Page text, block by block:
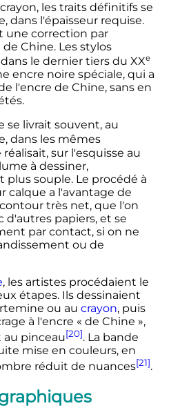
les traits définitifs se
dans l'épaisseur requise.
une correction par
Chine. Les stylos
le dernier tiers du XXe
encre noire spéciale, qui a
l'encre de Chine, sans en
se livrait souvent, au
, dans les mêmes
sur l'esquisse au
à dessiner,
souple. Le procédé à
calque a l'avantage de
très net, que l'on
d'autres papiers, et se
par contact, si on ne
ou de
, les artistes procédaient le
étapes. Ils dessinaient
ou au crayon, puis
à l'encre « de Chine »,
au pinceau[20]. La bande
mise en couleurs, en
réduit de nuances[21].